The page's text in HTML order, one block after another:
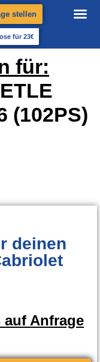
stellen
für 23€
für:
(102PS)
deinen
auf Anfrage